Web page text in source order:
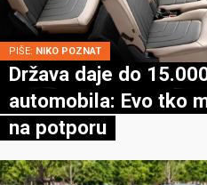
PIŠE: NIKO POZNAT
Država daje do
automobila: Evo tko
na potporu